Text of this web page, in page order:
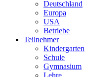
Deutschland
Europa
USA
Betriebe
Teilnehmer
Kindergarten
Schule
Gymnasium